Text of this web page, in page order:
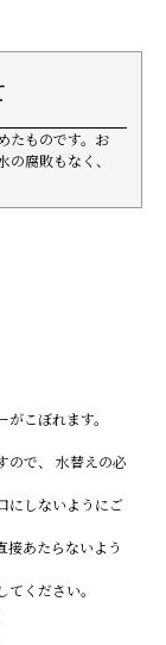
たものです。お
腐敗もなく、
こぼれます。
ので、 水替えの必
にしないようにご
あたらないよう
ください。